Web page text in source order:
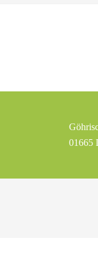
01665